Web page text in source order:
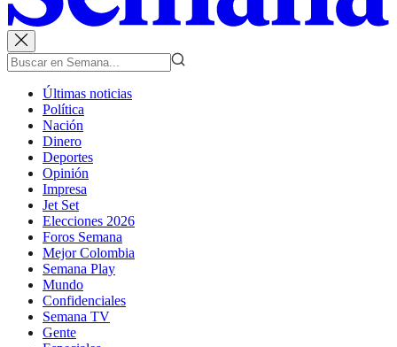
Últimas noticias
Política
Nación
Dinero
Deportes
Opinión
Impresa
Jet Set
Elecciones 2026
Foros Semana
Mejor Colombia
Semana Play
Mundo
Confidenciales
Semana TV
Gente